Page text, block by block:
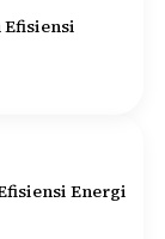
Efisiensi
Energi